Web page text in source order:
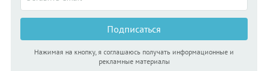
Подписаться
Нажимая на кнопку, я соглашаюсь получать информационные и
рекламные материалы